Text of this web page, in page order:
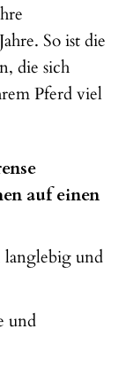
So ist die
die sich
Pferd viel
auf einen
langlebig und
und